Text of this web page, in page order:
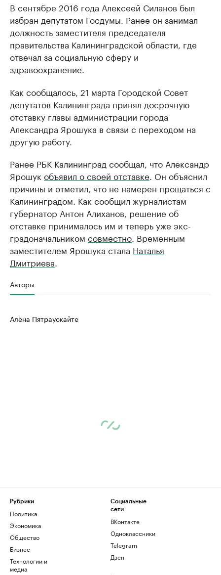
В сентябре 2016 года Алексеей Силанов был
избран депутатом Госдумы. Ранее он занимал
должность заместителя председателя
правительства Калининградской области, где
отвечал за социальную сферу и
здравоохранение.
Как сообщалось, 21 марта Городской Совет
депутатов Калининграда принял досрочную
отставку главы администрации города
Александра Ярошука в связи с переходом на
другую работу.
Ранее РБК Калининград сообщал, что Александр
Ярошук объявил о своей отставке . Он объяснил
причины и отметил, что не намерен прощаться с
Калининградом. Как сообщил журналистам
губернатор Антон Алиханов, решение об
отставке принималось им и теперь уже экс-
градоначальником совместно . Временным
заместителем Ярошука стала Наталья
Дмитриева
Авторы
Алёна Пятраускайте
Рубрики
Политика
Экономика
Общество
Бизнес
Технологии и
медиа
Социальные
сети
ВКонтакте
Одноклассники
Telegram
Дзен